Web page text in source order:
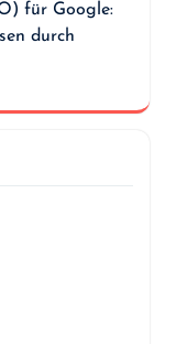
für Google:
durch